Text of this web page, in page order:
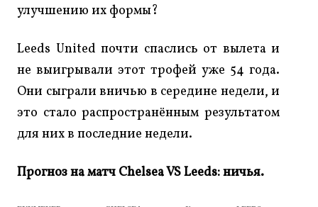
улучшению их формы?
Leeds United почти спаслись от вылета и
не выигрывали этот трофей уже 54 года.
Они сыграли вничью в середине недели, и
это стало распространённым результатом
для них в последние недели.
Прогноз на матч Chelsea VS Leeds: ничья.